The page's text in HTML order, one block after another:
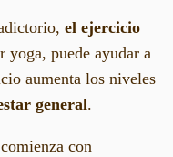
el ejercicio
yoga, puede ayudar a
aumenta los niveles
general.
con